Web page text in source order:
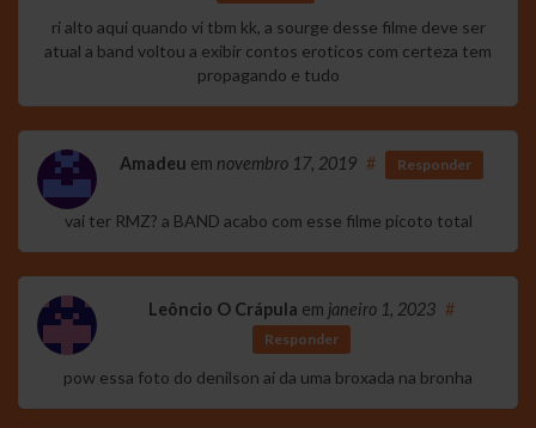
ri alto aqui quando vi tbm kk, a sourge desse filme deve ser
atual a band voltou a exibir contos eroticos com certeza tem
propagando e tudo
Amadeu em novembro 17, 2019 # Responder
vai ter RMZ? a BAND acabo com esse filme picoto total
Leôncio O Crápula em janeiro 1, 2023 #
Responder
pow essa foto do denilson aí da uma broxada na bronha